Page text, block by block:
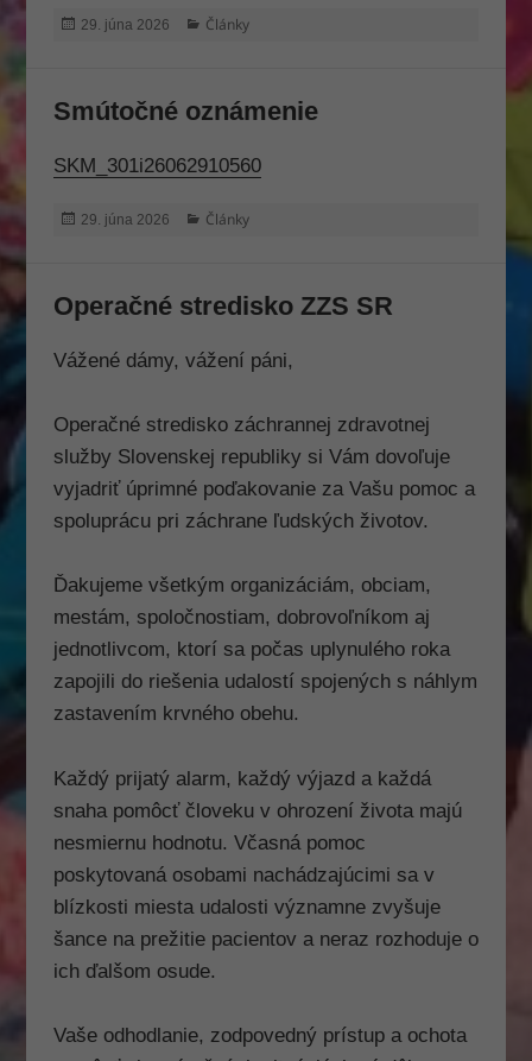
Publikované
29. júna 2026 Kategórie
Články
Smútočné oznámenie
SKM_301i26062910560
Publikované
29. júna 2026 Kategórie
Články
Operačné stredisko ZZS SR
Vážené dámy, vážení páni,
Operačné stredisko záchrannej zdravotnej
služby Slovenskej republiky si Vám dovoľuje
vyjadriť úprimné poďakovanie za Vašu pomoc a
spoluprácu pri záchrane ľudských životov.
Ďakujeme všetkým organizáciám, obciam,
mestám, spoločnostiam, dobrovoľníkom aj
jednotlivcom, ktorí sa počas uplynulého roka
zapojili do riešenia udalostí spojených s náhlym
zastavením krvného obehu.
Každý prijatý alarm, každý výjazd a každá
snaha pomôcť človeku v ohrození života majú
nesmiernu hodnotu. Včasná pomoc
poskytovaná osobami nachádzajúcimi sa v
blízkosti miesta udalosti významne zvyšuje
šance na prežitie pacientov a neraz rozhoduje o
ich ďalšom osude.
Vaše odhodlanie, zodpovedný prístup a ochota
Tieto súbory
zlepšiť
funkčnosť
štruktúru
webovej
spôsobu
používania
webovej
stránky.
Aby naša
stránka
počas vašej
návštevy
fungovala
čo
najlepšie.
Ak tieto
funkcie z
webovej